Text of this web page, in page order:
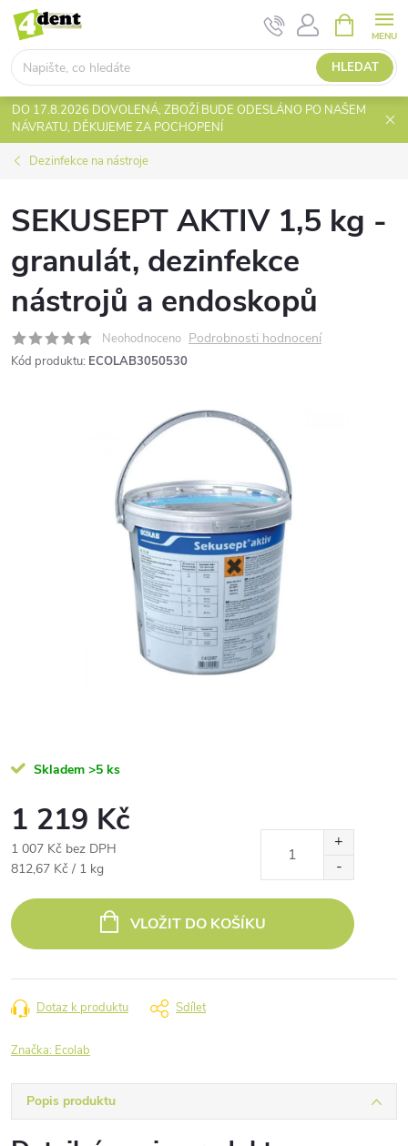
Přejít
obsah
HLEDAT
NÁKUPNÍ
KOŠÍK
DO 17.8.2026 DOVOLENÁ, ZBOŽÍ BUDE ODESLÁNO PO NAŠEM
NÁVRATU, DĚKUJEME ZA POCHOPENÍ
Dezinfekce na nástroje
SEKUSEPT AKTIV 1,5 kg -
granulát, dezinfekce
nástrojů a endoskopů
Neohodnoceno Podrobnosti hodnocení
Kód produktu: ECOLAB3050530
Skladem >5 ks
1 219 Kč
1 007 Kč bez DPH
Měrná
812,67 Kč / 1 kg
VLOŽIT DO KOŠÍKU
Dotaz k produktu Sdílet
Značka: Ecolab
Popis produktu